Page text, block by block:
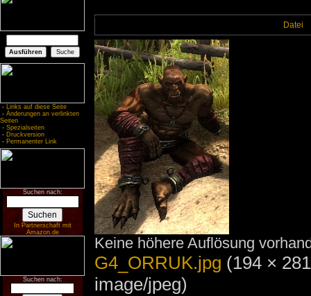
- Links auf diese Seite
- Änderungen an verlinkten
Seiten
- Spezialseiten
- Druckversion
- Permanenter Link
Suchen nach:
In Partnerschaft mit
Amazon.de
Suchen nach:
Datei
Keine höhere Auflösung
G4_ORRUK.jpg (194 ×
image/jpeg)